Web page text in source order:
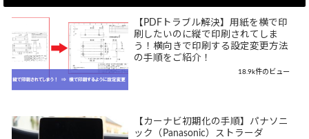
【PDFトラブル解決】用紙を横で印
刷したいのに縦で印刷されてしま
う！横向きで印刷する設定変更方法
の手順をご紹介！
18.9k件のビュー
【カーナビ初期化の手順】パナソニ
ック（Panasonic）ストラーダ